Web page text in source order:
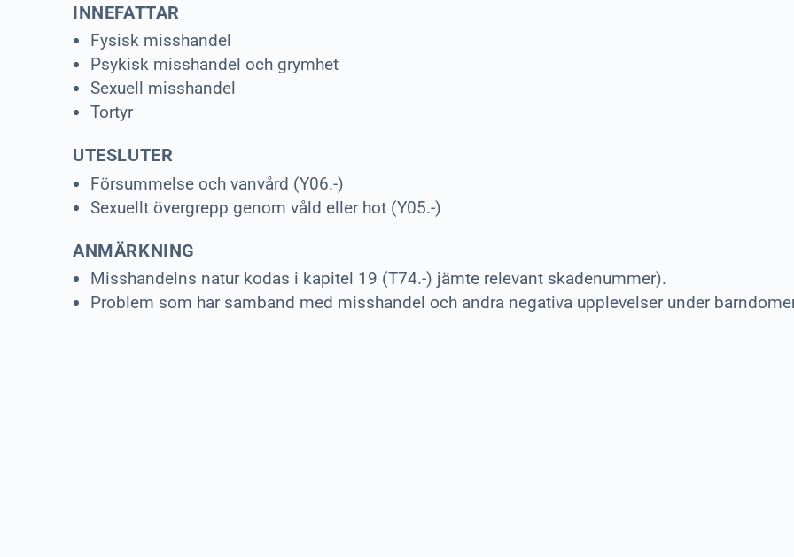
INNEFATTAR
Fysisk misshandel
Psykisk misshandel och grymhet
Sexuell misshandel
Tortyr
UTESLUTER
Försummelse och vanvård (Y06.-)
Sexuellt övergrepp genom våld eller hot (Y05.-)
ANMÄRKNING
Misshandelns natur kodas i kapitel 19 (T74.-) jämte relevant skadenummer).
Problem som har samband med misshandel och andra negativa upplevelser under